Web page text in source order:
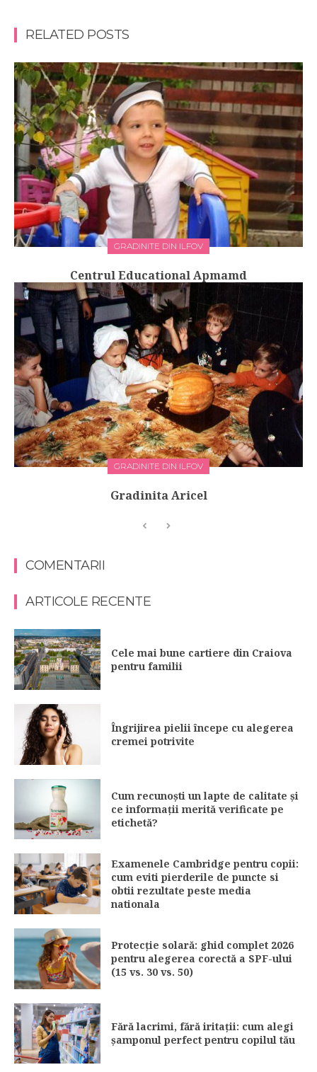
RELATED POSTS
GRADINITE DIN ILFOV
Centrul Educational Apmamd
GRADINITE DIN ILFOV
Gradinita Aricel
COMENTARII
ARTICOLE RECENTE
Cele mai bune cartiere din Craiova
pentru familii
Îngrijirea pielii începe cu alegerea
cremei potrivite
Cum recunoști un lapte de calitate și
ce informații merită verificate pe
etichetă?
Examenele Cambridge pentru copii:
cum eviti pierderile de puncte si
obtii rezultate peste media
nationala
Protecție solară: ghid complet 2026
pentru alegerea corectă a SPF-ului
(15 vs. 30 vs. 50)
Fără lacrimi, fără iritații: cum alegi
șamponul perfect pentru copilul tău